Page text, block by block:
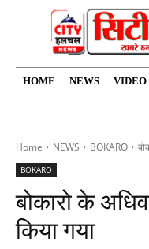
HOME NEWS VIDEO
Home NEWS BOKARO
BOKARO
बोकारो के
किया गया